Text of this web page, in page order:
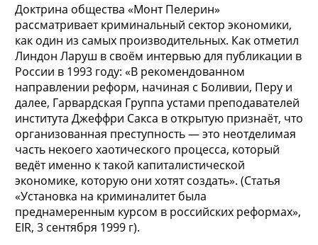
Доктрина общества «Монт Пелерин»
рассматривает криминальный сектор экономики,
как один из самых производительных. Как отметил
Линдон Ларуш в своём интервью для публикации в
России в 1993 году: «В рекомендованном
направлении реформ, начиная с Боливии, Перу и
далее, Гарвардская Группа устами преподавателей
института Джеффри Сакса в открытую признаёт, что
организованная преступность — это неотделимая
часть некоего хаотического процесса, который
ведёт именно к такой капиталистической
экономике, которую они хотят создать». (Статья
«Установка на криминалитет была
преднамеренным курсом в российских реформах»,
EIR, 3 сентября 1999 г).